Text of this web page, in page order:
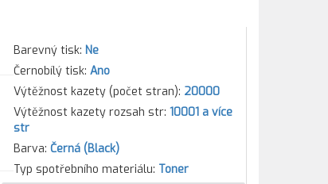
Barevný tisk: Ne
Černobílý tisk: Ano
Výtěžnost kazety (počet stran): 20000
Výtěžnost kazety rozsah str: 10001 a více
str
Barva: Černá (Black)
Typ spotřebního materiálu: Toner